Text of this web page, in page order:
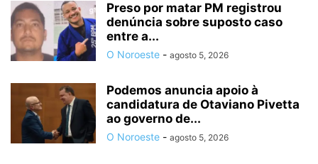
Preso por matar PM registrou
denúncia sobre suposto caso
entre a...
O Noroeste - agosto 5, 2026
Podemos anuncia apoio à
candidatura de Otaviano Pivetta
ao governo de...
O Noroeste - agosto 5, 2026